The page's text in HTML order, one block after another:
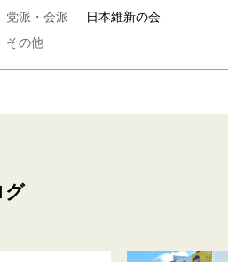
党派・会派
日本維新の会
その他
グ